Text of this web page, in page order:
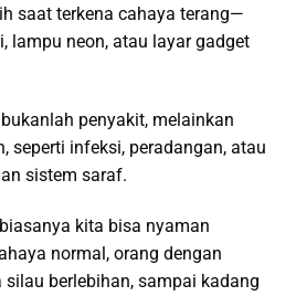
saat terkena cahaya terang—
lampu neon, atau layar gadget
penyakit, melainkan
seperti infeksi, peradangan, atau
sistem saraf.
kita bisa nyaman
normal, orang dengan
berlebihan, sampai kadang